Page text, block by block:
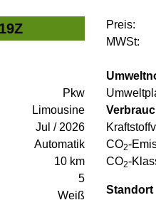
Preis:
MWSt:
Pkw
Limousine
Jul / 2026
Automatik
10 km
5
Weiß
CO2-
CO2-
Standort